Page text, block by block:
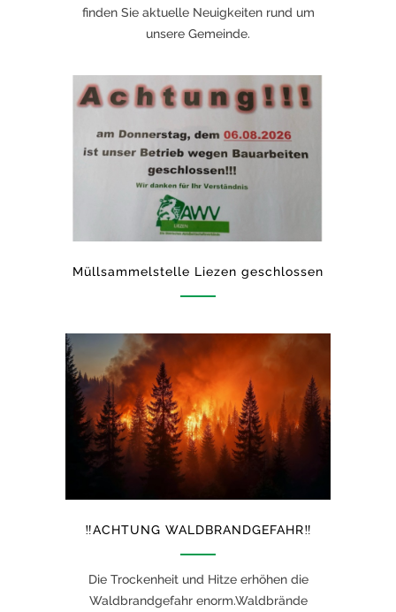
finden Sie aktuelle Neuigkeiten rund um
unsere Gemeinde.
Müllsammelstelle Liezen geschlossen
‼️ACHTUNG WALDBRANDGEFAHR‼️
Die Trockenheit und Hitze erhöhen die
Waldbrandgefahr enorm.Waldbrände